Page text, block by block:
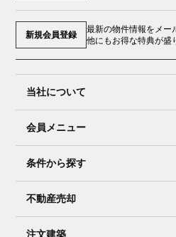
新規会員登録
最新の物件情報をメー
他にもお得な特典が盛
当社について
会員メニュー
条件から探す
不動産売却
注文建築